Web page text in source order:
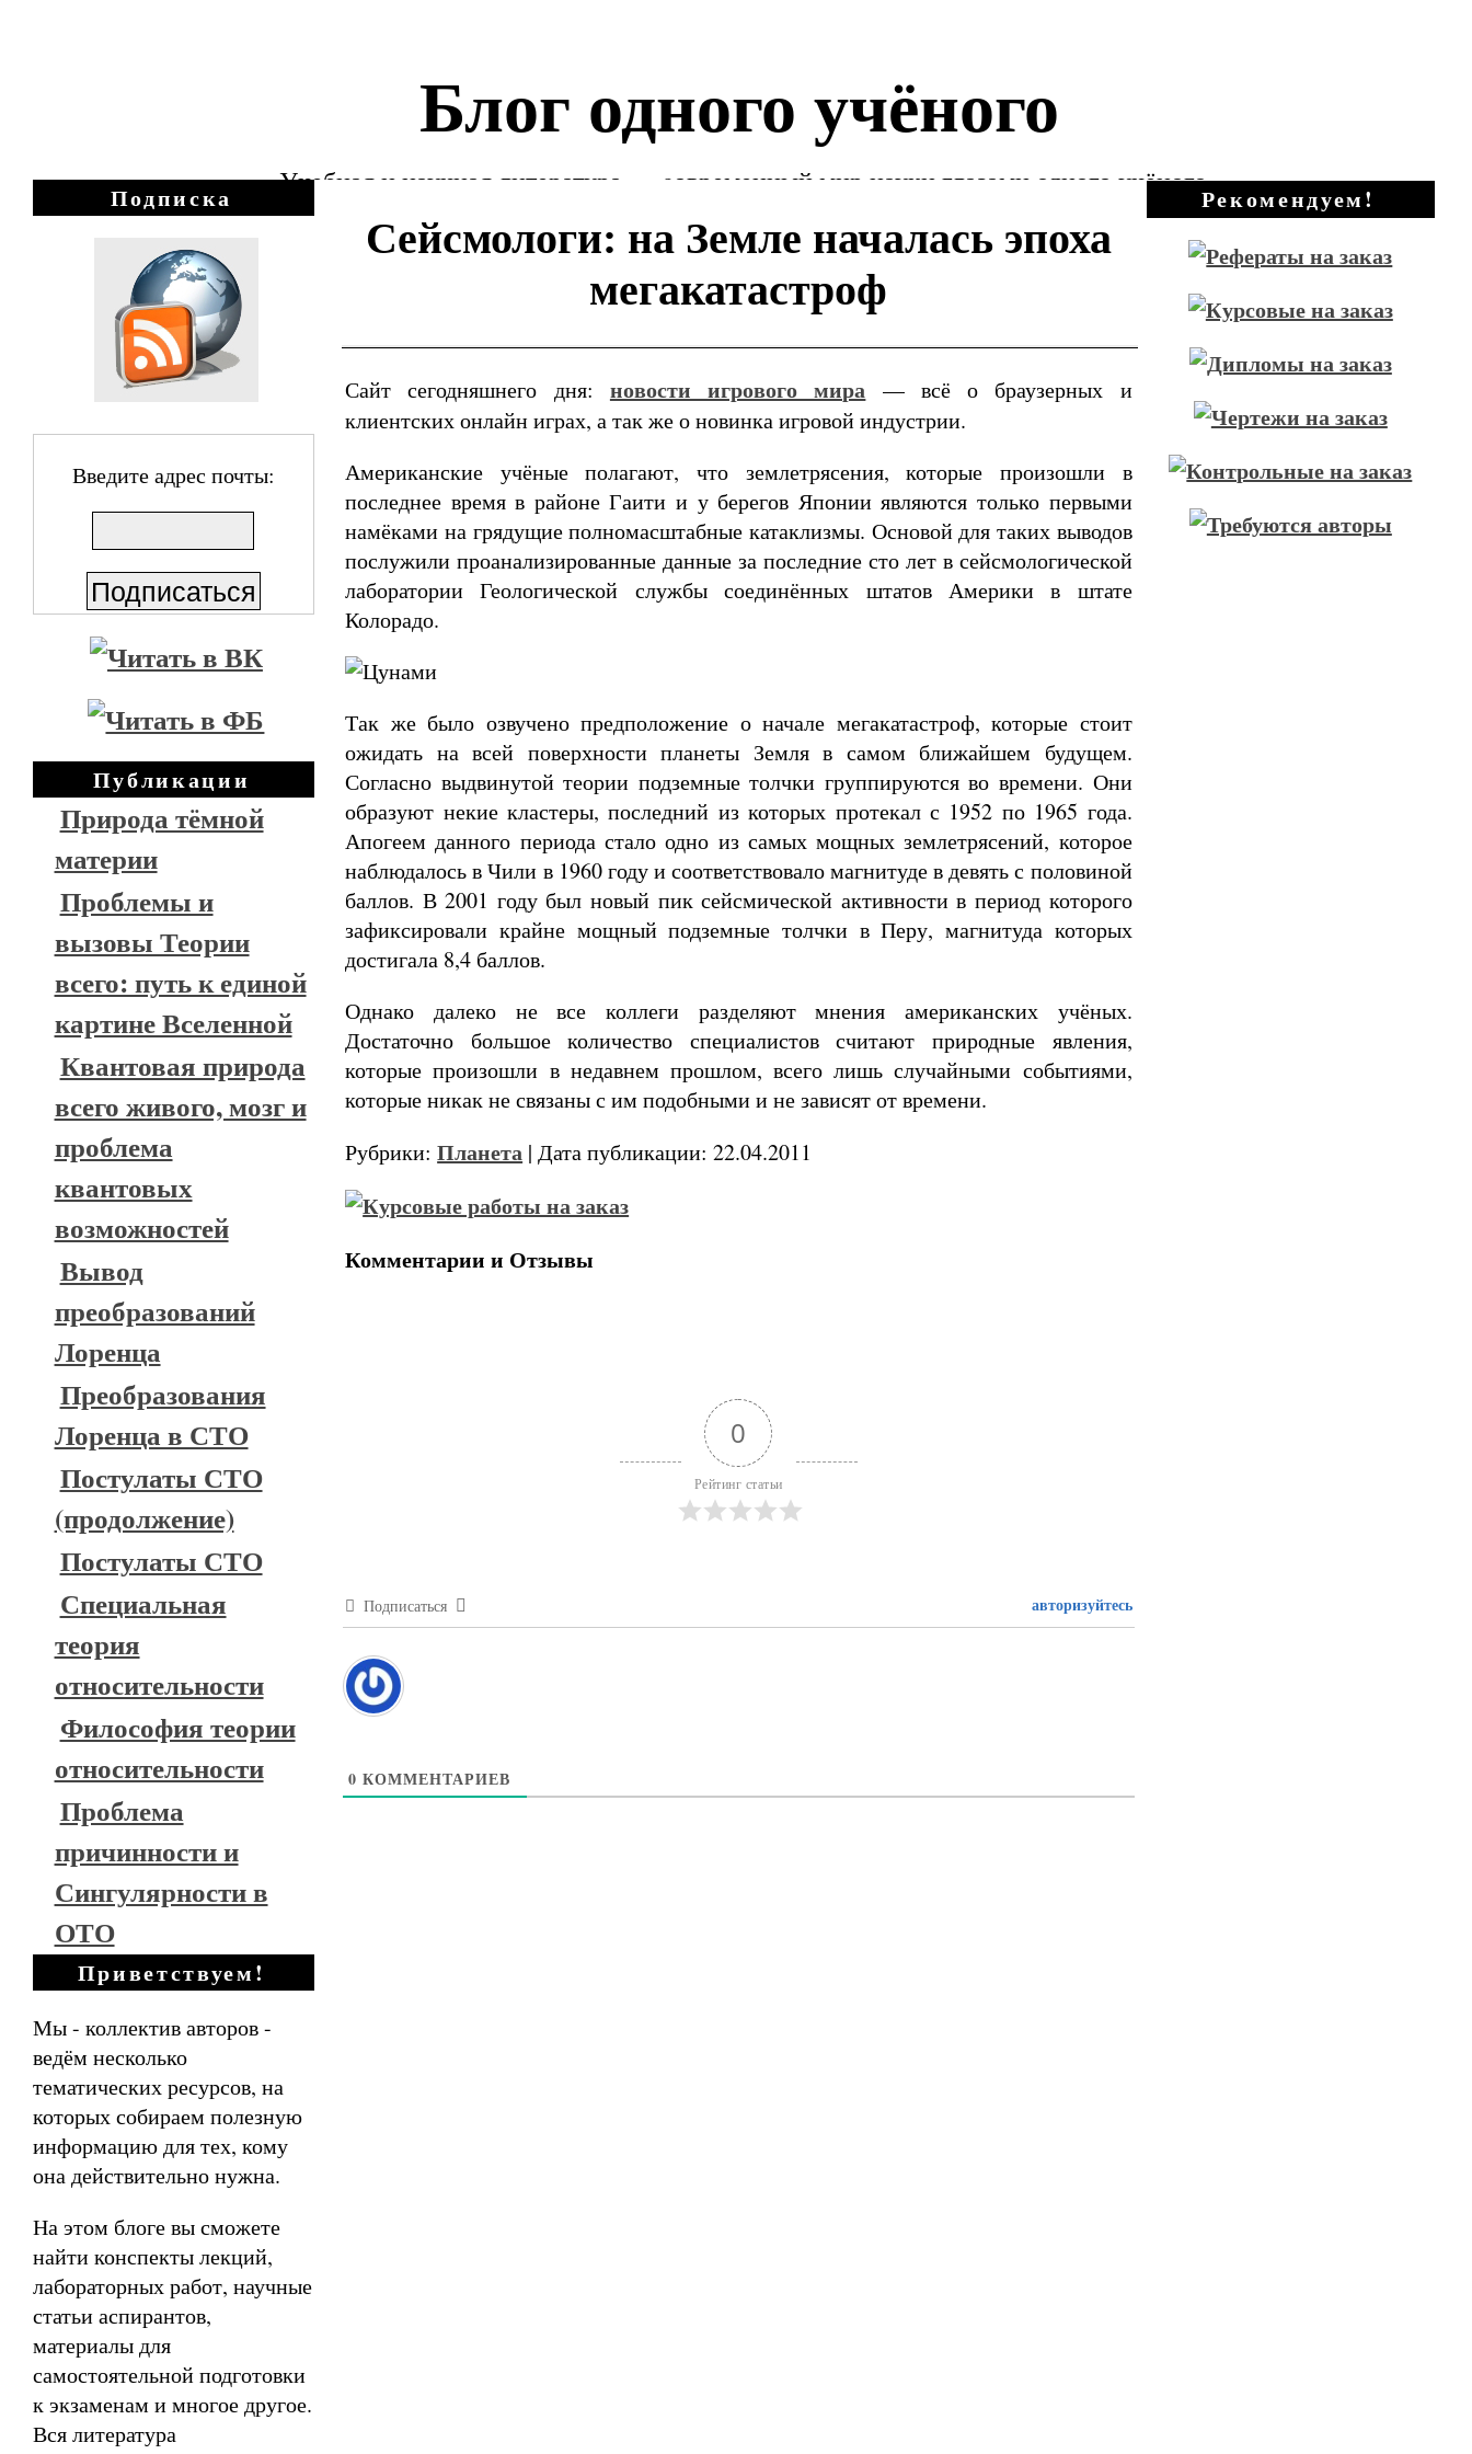
Блог одного учёного
Учебная и научная литература — cовременный мир науки глазами одного учёного
Подписка
Введите адрес почты:
Публикации
Природа тёмной
материи
Проблемы и
вызовы Теории
всего: путь к единой
картине Вселенной
Квантовая природа
всего живого, мозг и
проблема
квантовых
возможностей
Вывод
преобразований
Лоренца
Преобразования
Лоренца в СТО
Постулаты СТО
(продолжение)
Постулаты СТО
Специальная
теория
относительности
Философия теории
относительности
Проблема
причинности и
Сингулярности в
ОТО
Приветствуем!
Мы - коллектив авторов -
ведём несколько
тематических ресурсов, на
которых собираем полезную
информацию для тех, кому
она действительно нужна.
На этом блоге вы сможете
найти конспекты лекций,
лабораторных работ, научные
статьи аспирантов,
материалы для
самостоятельной подготовки
к экзаменам и многое другое.
Вся литература
Сейсмологи: на Земле началась эпоха
мегакатастроф
Сайт сегодняшнего дня: новости игрового мира — всё о браузерных и
клиентских онлайн играх, а так же о новинка игровой индустрии.
Американские учёные полагают, что землетрясения, которые произошли в
последнее время в районе Гаити и у берегов Японии являются только первыми
намёками на грядущие полномасштабные катаклизмы. Основой для таких выводов
послужили проанализированные данные за последние сто лет в сейсмологической
лаборатории Геологической службы соединённых штатов Америки в штате
Колорадо.
Так же было озвучено предположение о начале мегакатастроф, которые стоит
ожидать на всей поверхности планеты Земля в самом ближайшем будущем.
Согласно выдвинутой теории подземные толчки группируются во времени. Они
образуют некие кластеры, последний из которых протекал с 1952 по 1965 года.
Апогеем данного периода стало одно из самых мощных землетрясений, которое
наблюдалось в Чили в 1960 году и соответствовало магнитуде в девять с половиной
баллов. В 2001 году был новый пик сейсмической активности в период которого
зафиксировали крайне мощный подземные толчки в Перу, магнитуда которых
достигала 8,4 баллов.
Однако далеко не все коллеги разделяют мнения американских учёных.
Достаточно большое количество специалистов считают природные явления,
которые произошли в недавнем прошлом, всего лишь случайными событиями,
которые никак не связаны с им подобными и не зависят от времени.
Рубрики:Планета | Дата публикации: 22.04.2011
Комментарии и Отзывы
0
Рейтинг статьи
Подписаться авторизуйтесь
0 КОММЕНТАРИЕВ
Рекомендуем!